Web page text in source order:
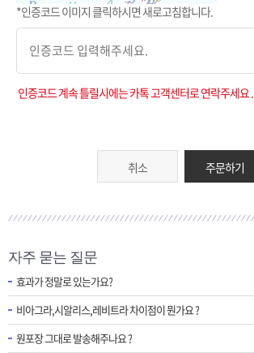
*인증코드 이미지 클릭하시면 새로고침합니다.
인증코드 계속 틀릴시에는 카톡 고객센터로 연락주세요 .
취소 주문하기
자주 묻는 질문
효과가 정말로 있는가요?
비아그라,시알리스,레비트라 차이점이 뭔가요 ?
원포장 그대로 발송해주나요 ?